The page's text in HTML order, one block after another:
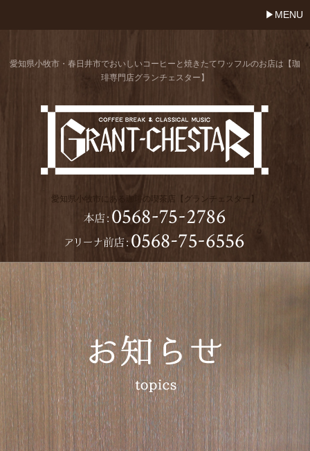
MENU
愛知県小牧市・春日井市でおいしいコーヒーと焼きたてワッフルのお店は【珈
琲専門店グランチェスター】
愛知県小牧市にある珈琲の喫茶店【グランチェスター】